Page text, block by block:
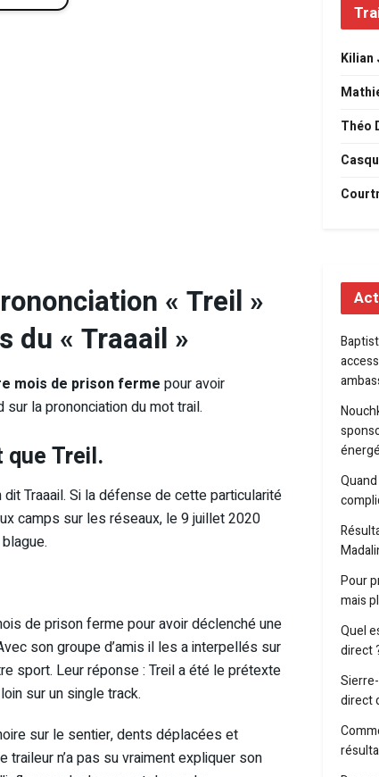
« Treil »
du « Traaail »
mois de prison ferme pour avoir
la prononciation du mot trail.
que Treil.
Traaail. Si la défense de cette particularité
camps sur les réseaux, le 9 juillet 2020
de prison ferme pour avoir déclenché une
son groupe d’amis il les a interpellés sur
sport. Leur réponse : Treil a été le prétexte
sur un single track.
sur le sentier, dents déplacées et
n’a pas su vraiment expliquer son
Kilian
Théo
Pour
mais
Quel
direct
direct